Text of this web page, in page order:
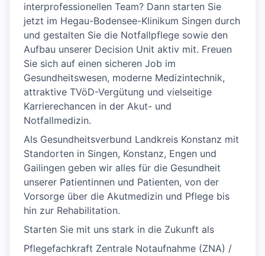
interprofessionellen Team? Dann starten Sie
jetzt im Hegau-Bodensee-Klinikum Singen durch
und gestalten Sie die Notfallpflege sowie den
Aufbau unserer Decision Unit aktiv mit. Freuen
Sie sich auf einen sicheren Job im
Gesundheitswesen, moderne Medizintechnik,
attraktive TVöD-Vergütung und vielseitige
Karrierechancen in der Akut- und
Notfallmedizin.
Als Gesundheitsverbund Landkreis Konstanz mit
Standorten in Singen, Konstanz, Engen und
Gailingen geben wir alles für die Gesundheit
unserer Patientinnen und Patienten, von der
Vorsorge über die Akutmedizin und Pflege bis
hin zur Rehabilitation.
Starten Sie mit uns stark in die Zukunft als
Pflegefachkraft Zentrale Notaufnahme (ZNA) /